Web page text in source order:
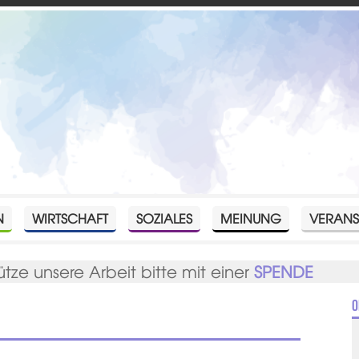
WIRTSCHAFT SOZIALES MEINUNG
unsere Arbeit bitte mit einerSPENDE